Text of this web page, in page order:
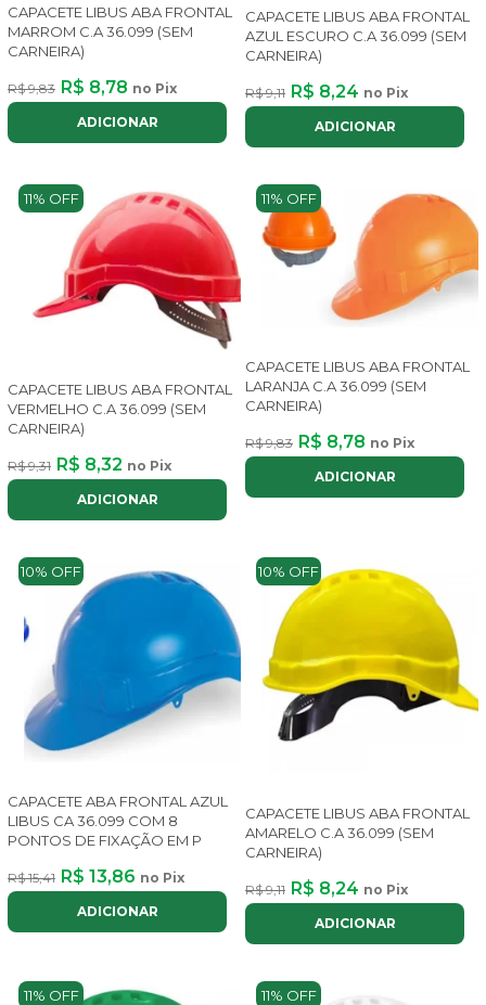
CAPACETE LIBUS ABA FRONTAL
MARROM C.A 36.099 (SEM
CARNEIRA)
R$ 9,83 R$ 8,78 no Pix
ADICIONAR
CAPACETE LIBUS ABA FRONTAL
AZUL ESCURO C.A 36.099 (SEM
CARNEIRA)
R$ 9,11 R$ 8,24 no Pix
ADICIONAR
11% OFF
CAPACETE LIBUS ABA FRONTAL
VERMELHO C.A 36.099 (SEM
CARNEIRA)
R$ 9,31 R$ 8,32 no Pix
ADICIONAR
11% OFF
CAPACETE LIBUS ABA FRONTAL
LARANJA C.A 36.099 (SEM
CARNEIRA)
R$ 9,83 R$ 8,78 no Pix
ADICIONAR
10% OFF
CAPACETE ABA FRONTAL AZUL
LIBUS CA 36.099 COM 8
PONTOS DE FIXAÇÃO EM P
R$ 15,41 R$ 13,86 no Pix
ADICIONAR
10% OFF
CAPACETE LIBUS ABA FRONTAL
AMARELO C.A 36.099 (SEM
CARNEIRA)
R$ 9,11 R$ 8,24 no Pix
ADICIONAR
11% OFF 11% OFF